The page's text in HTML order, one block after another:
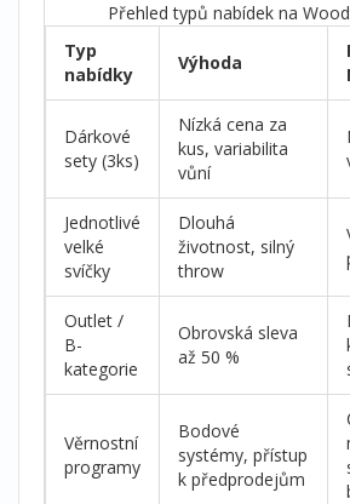
Přehled typů nabídek na
Typ
nabídky
Výhoda
Dárkové
sety (3ks)
Nízká cena za
kus, variabilita
vůní
Jednotlivé
velké
svíčky
Dlouhá
životnost, silný
throw
Outlet /
B-
kategorie
Obrovská sleva
až 50 %
Věrnostní
programy
Bodové
systémy, přístup
k předprodejům